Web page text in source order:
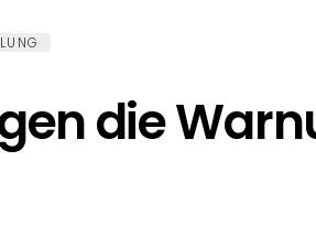
die